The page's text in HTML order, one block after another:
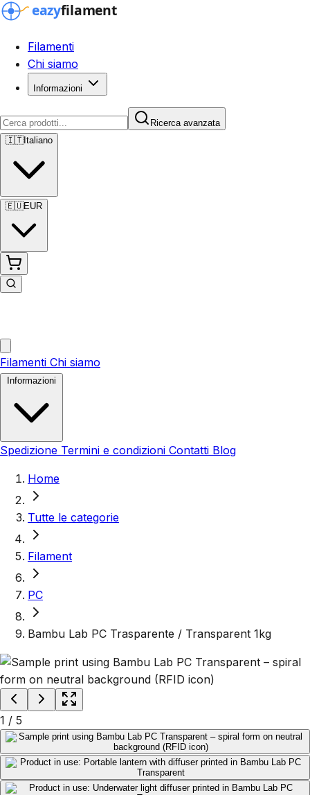
Filamenti
Chi siamo
Informazioni
Ricerca avanzata
🇮🇹Italiano
🇪🇺EUR
Filamenti Chi siamo
Spedizione Termini e condizioni Contatti Blog
Home
Tutte le categorie
Filament
PC
Bambu Lab PC Trasparente / Transparent 1kg
1 / 5